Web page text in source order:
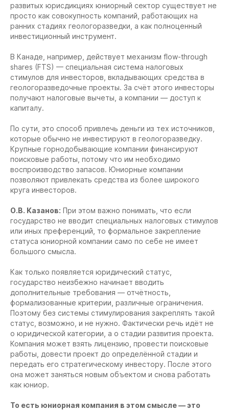
развитых юрисдикциях юниорный сектор существует не
просто как совокупность компаний, работающих на
ранних стадиях геологоразведки, а как полноценный
инвестиционный инструмент.
В Канаде, например, действует механизм flow-through
shares (FTS) — специальная система налоговых
стимулов для инвесторов, вкладывающих средства в
геологоразведочные проекты. За счёт этого инвесторы
получают налоговые вычеты, а компании — доступ к
капиталу.
По сути, это способ привлечь деньги из тех источников,
которые обычно не инвестируют в геологоразведку.
Крупные горнодобывающие компании финансируют
поисковые работы, потому что им необходимо
воспроизводство запасов. Юниорные компании
позволяют привлекать средства из более широкого
круга инвесторов.
О.В. Казанов: При этом важно понимать, что если
государство не вводит специальных налоговых стимулов
или иных преференций, то формальное закрепление
статуса юниорной компании само по себе не имеет
большого смысла.
Как только появляется юридический статус,
государство неизбежно начинает вводить
дополнительные требования — отчётность,
формализованные критерии, различные ограничения.
Поэтому без системы стимулирования закреплять такой
статус, возможно, и не нужно. Фактически речь идёт не
о юридической категории, а о стадии развития проекта.
Компания может взять лицензию, провести поисковые
работы, довести проект до определённой стадии и
передать его стратегическому инвестору. После этого
она может заняться новым объектом и снова работать
как юниор.
То есть юниорная компания в этом смысле — это